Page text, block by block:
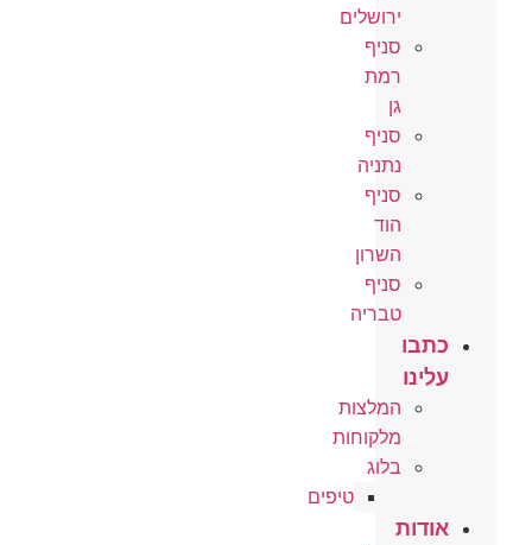
ירושלים
סניף
רמת
גן
סניף
נתניה
סניף
הוד
השרון
סניף
טבריה
כתבו
עלינו
המלצות
מלקוחות
בלוג
טיפים
אודות